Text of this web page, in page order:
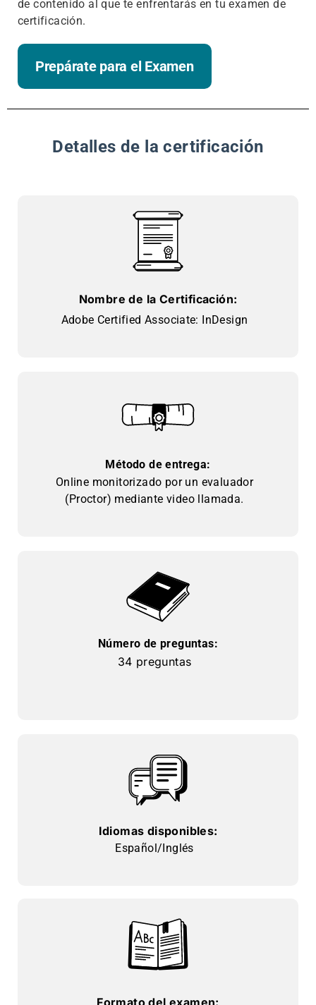
de contenido al que te enfrentarás en tu examen de
certificación.
Prepárate para el Examen
Detalles de la certificación
Nombre de la Certificación:
Adobe Certified Associate: InDesign
Método de entrega:
Online monitorizado por un evaluador
(Proctor) mediante video llamada.
Número de preguntas:
34 preguntas
Idiomas disponibles:
Español/Inglés
Formato del examen: